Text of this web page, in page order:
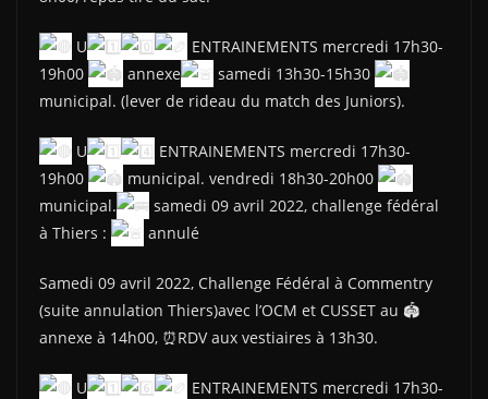
U
ENTRAINEMENTS mercredi 17h30-
19h00
annexe
samedi 13h30-15h30
municipal. (lever de rideau du match des Juniors).
U
ENTRAINEMENTS mercredi 17h30-
19h00
municipal. vendredi 18h30-20h00
municipal.
samedi 09 avril 2022, challenge fédéral
à Thiers :
annulé
Samedi 09 avril 2022, Challenge Fédéral à Commentry
(suite annulation Thiers)avec l’OCM et CUSSET au 🏟
annexe à 14h00, ⏰RDV aux vestiaires à 13h30.
U
ENTRAINEMENTS mercredi 17h30-